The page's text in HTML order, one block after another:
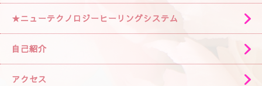
★ニューテクノロジーヒーリングシステム
自己紹介
アクセス